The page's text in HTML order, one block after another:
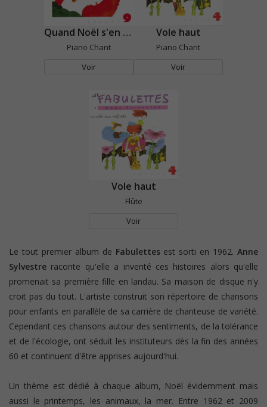
Le tout premier album de Fabulettesest sorti en 1962. Anne
Sylvestre raconte qu'elle a inventé ces histoires alors qu'elle
promenait sa première fille en landau. Sa maison de disque n'y
croit pas du tout. L'artiste construit son répertoire de chansons
pour enfants en parallèle de sa carrière de chanteuse de variété.
Cependant ces chansons autour des sentiments, de la tolérance
et de l'écologie, ont séduit les instituteurs dès la fin des années
60 et continuent d'être apprises aujourd'hui.
Un thème est dédié à chaque album, Noël évidemment mais
aussi le printemps, les animaux, la mer. Entre 1962 et 2009
Quand Noël s'en vient
Piano Chant
Voir
Vole haut
Piano Chant
Voir
Vole haut
Flûte
Voir